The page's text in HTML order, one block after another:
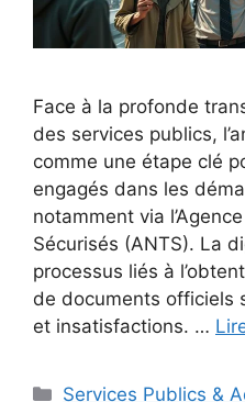
Face à la profonde
des services publics,
comme une étape clé
engagés dans les
notamment via
Sécurisés (ANTS). La
processus liés à
de documents officiels
et insatisfactions. …
Catégories
Services Publics &